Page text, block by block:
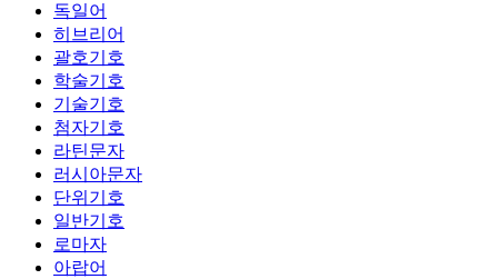
독일어
히브리어
괄호기호
학술기호
기술기호
첨자기호
라틴문자
러시아문자
단위기호
일반기호
로마자
아랍어